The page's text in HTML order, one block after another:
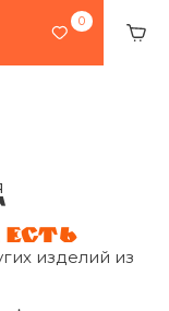
0
ЕСТЬ
изделий из